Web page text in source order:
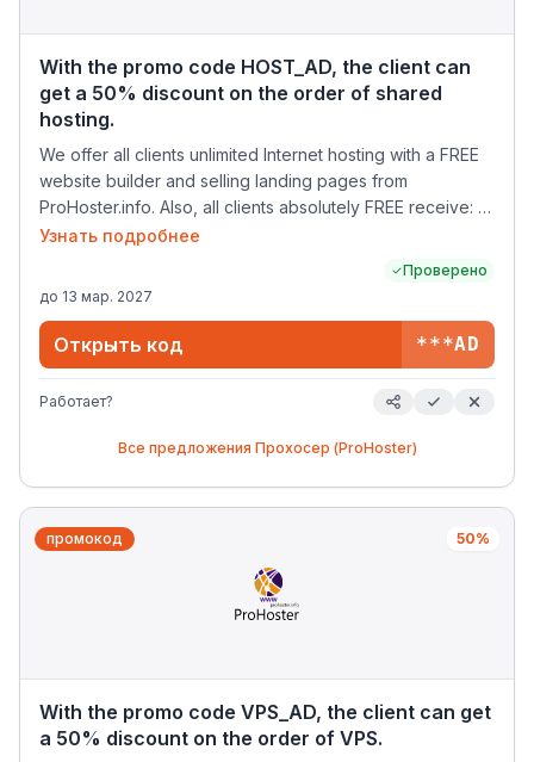
With the promo code HOST_AD, the client can
get a 50% discount on the order of shared
hosting.
We offer all clients unlimited Internet hosting with a FREE
website builder and selling landing pages from
ProHoster.info. Also, all clients absolutely FREE receive: -
Professional DDoS protection - SSL certificate - 3rd level
transferring a site from the old host, you get a month of
hosting absolutely free).
Узнать подробнее
Проверено
до 13 мар. 2027
Открыть код ***AD
Работает?
Все предложения Прохосер (ProHoster)
промокод 50%
With the promo code VPS_AD, the client can get
a 50% discount on the order of VPS.